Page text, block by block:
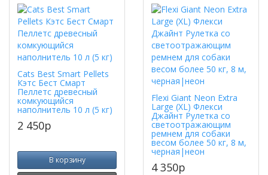
Cats Best Smart Pellets
Кэтс Бест Смарт
Пеллетс древесный
комкующийся
наполнитель 10 л (5 кг)
2 450p
В корзину
Flexi Giant Neon Extra
Large (XL) Флекси
Джайнт Рулетка со
светоотражающим
ремнем для собаки
весом более 50 кг, 8 м,
черная|неон
4 350p